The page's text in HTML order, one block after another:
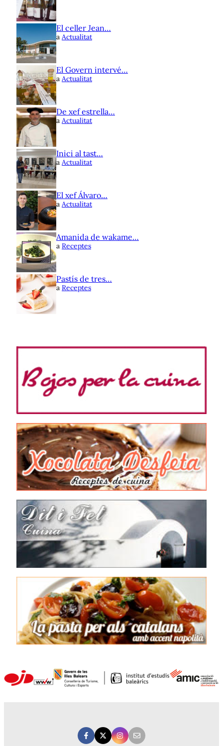
El celler Jean…
a Actualitat
El Govern intervé…
a Actualitat
De xef estrella…
a Actualitat
Inici al tast…
a Actualitat
El xef Álvaro…
a Actualitat
Amanida de wakame…
a Receptes
Pastís de tres…
a Receptes